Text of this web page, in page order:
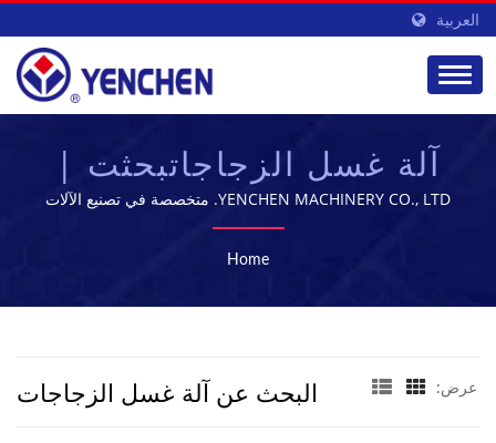
العربية
آلة غسل الزجاجاتبحثت |
مورد معدات تصنيع الأدوية
YENCHEN MACHINERY CO., LTD. متخصصة في تصنيع الآلات
الصيدلانية منذ 60 عامًا.
Home
البحث عن آلة غسل الزجاجات عرض: